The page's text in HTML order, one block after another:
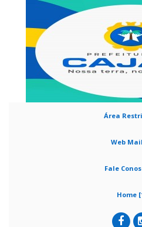
Área
Web
Fale
Home